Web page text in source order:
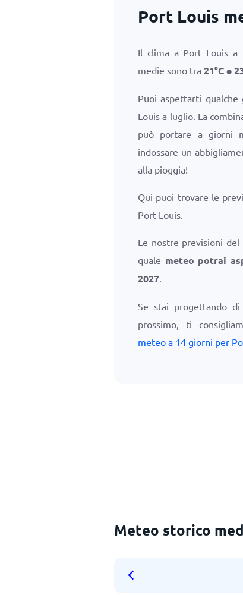
Port Louis
Il clima a Port Louis a
medie sono tra 21°Ce
Puoi aspettarti
Louis a luglio. La
può portare a giorni
indossare un
alla pioggia!
Qui puoi trovare le
Port Louis.
Le nostre previsioni
quale meteo potrai
2027.
Se stai progettando
prossimo, ti
meteo a 14 giorni per
Meteo storico